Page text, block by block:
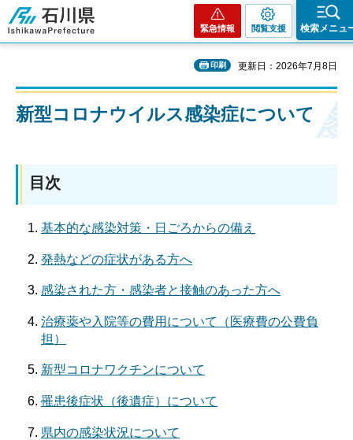
石川県
緊急情報 閲覧支援 検索メニュ
印刷 更新日：2026年7月8日
新型コロナウイルス感染症について
目次
基本的な感染対策・日ごろからの備え
発熱などの症状がある方へ
感染された方・感染者と接触のあった方へ
治療薬や入院等の費用について（医療費の公費負
担）
新型コロナワクチンについて
罹患後症状（後遺症）について
県内の感染状況について